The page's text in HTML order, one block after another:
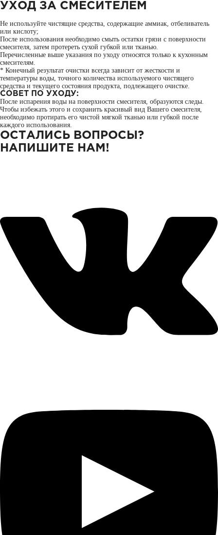
УХОД ЗА СМЕСИТЕЛЕМ
Не используйте чистящие средства, содержащие аммиак, отбеливатель
или кислоту;
После использования необходимо смыть остатки грязи с поверхности
смесителя, затем протереть сухой губкой или тканью.
Перечисленные выше указания по уходу относятся только к кухонным
смесителям.
* Конечный результат очистки всегда зависит от жесткости и
температуры воды, точного количества используемого чистящего
средства и текущего состояния продукта, подлежащего очистке.
СОВЕТ ПО УХОДУ:
После испарения воды на поверхности смесителя, образуются следы.
Чтобы избежать этого и сохранить красивый вид Вашего смесителя,
необходимо протирать его чистой мягкой тканью или губкой после
каждого использования.
ОСТАЛИСЬ ВОПРОСЫ?
НАПИШИТЕ НАМ!